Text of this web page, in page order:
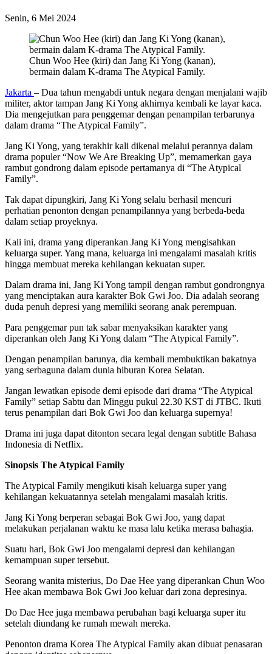
Senin, 6 Mei 2024
Chun Woo Hee (kiri) dan Jang Ki Yong (kanan),
bermain dalam K-drama The Atypical Family.
Jakarta – Dua tahun mengabdi untuk negara dengan menjalani wajib
militer, aktor tampan Jang Ki Yong akhirnya kembali ke layar kaca.
Dia mengejutkan para penggemar dengan penampilan terbarunya
dalam drama “The Atypical Family”.
Jang Ki Yong, yang terakhir kali dikenal melalui perannya dalam
drama populer “Now We Are Breaking Up”, memamerkan gaya
rambut gondrong dalam episode pertamanya di “The Atypical
Family”.
Tak dapat dipungkiri, Jang Ki Yong selalu berhasil mencuri
perhatian penonton dengan penampilannya yang berbeda-beda
dalam setiap proyeknya.
Kali ini, drama yang diperankan Jang Ki Yong mengisahkan
keluarga super. Yang mana, keluarga ini mengalami masalah kritis
hingga membuat mereka kehilangan kekuatan super.
Dalam drama ini, Jang Ki Yong tampil dengan rambut gondrongnya
yang menciptakan aura karakter Bok Gwi Joo. Dia adalah seorang
duda penuh depresi yang memiliki seorang anak perempuan.
Para penggemar pun tak sabar menyaksikan karakter yang
diperankan oleh Jang Ki Yong dalam “The Atypical Family”.
Dengan penampilan barunya, dia kembali membuktikan bakatnya
yang serbaguna dalam dunia hiburan Korea Selatan.
Jangan lewatkan episode demi episode dari drama “The Atypical
Family” setiap Sabtu dan Minggu pukul 22.30 KST di JTBC. Ikuti
terus penampilan dari Bok Gwi Joo dan keluarga supernya!
Drama ini juga dapat ditonton secara legal dengan subtitle Bahasa
Indonesia di Netflix.
Sinopsis The Atypical Family
The Atypical Family mengikuti kisah keluarga super yang
kehilangan kekuatannya setelah mengalami masalah kritis.
Jang Ki Yong berperan sebagai Bok Gwi Joo, yang dapat
melakukan perjalanan waktu ke masa lalu ketika merasa bahagia.
Suatu hari, Bok Gwi Joo mengalami depresi dan kehilangan
kemampuan super tersebut.
Seorang wanita misterius, Do Dae Hee yang diperankan Chun Woo
Hee akan membawa Bok Gwi Joo keluar dari zona depresinya.
Do Dae Hee juga membawa perubahan bagi keluarga super itu
setelah diundang ke rumah mewah mereka.
Penonton drama Korea The Atypical Family akan dibuat penasaran